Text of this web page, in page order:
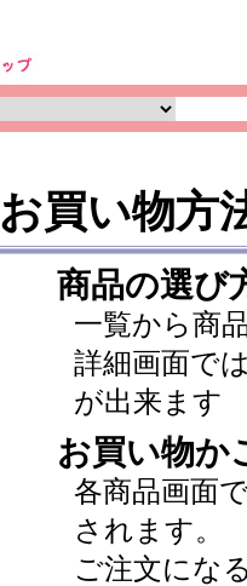
お買い物方
商品の選び
一覧から商
詳細画面で
が出来ます
お買い物か
各商品画面
されます。
ご注文にな